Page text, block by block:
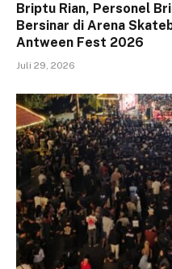
Briptu Rian, Personel
Bersinar di Arena
Antween Fest 2026
Juli 29, 2026